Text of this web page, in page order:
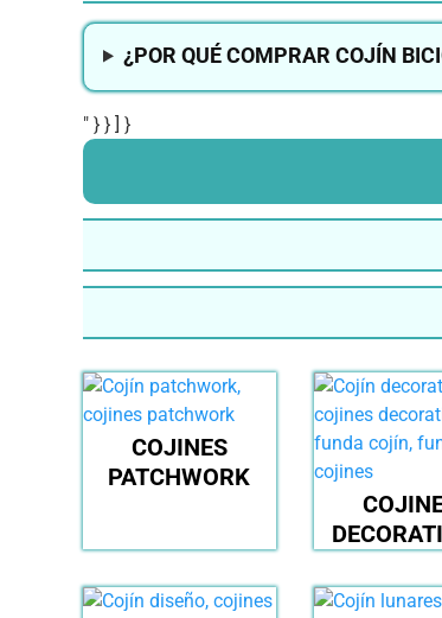
¿POR QUÉ COMPRAR COJÍN
" } } ] }
COJINES
PATCHWORK